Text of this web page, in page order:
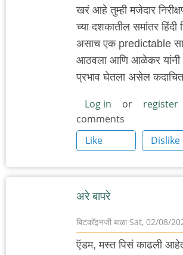
खरं आहे तुम्ही मजेदार
च्या दशकातील समांतर हिंदी
असाच एक predictable
आठवला आणि आळेकर यांनी
प्रभाव घेतला असेल
Log in or register
comments
Like
Dislike
अरे बापरे
बिटकॉइनजी बाळा Sat, 02/08/
ऍडम, मस्त पिसं काढली आहेत